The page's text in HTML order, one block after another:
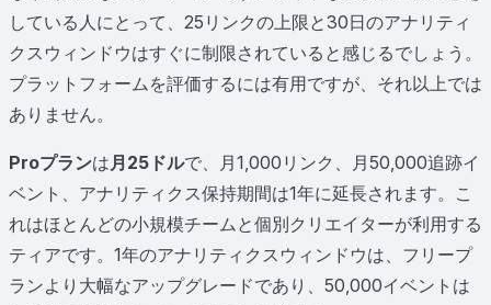
している人にとって、25リンクの上限と30日のアナリティ
クスウィンドウはすぐに制限されていると感じるでしょう。
プラットフォームを評価するには有用ですが、それ以上では
ありません。
Proプランは 月25ドルで、月1,000リンク、月50,000追跡イ
ベント、アナリティクス保持期間は1年に延長されます。こ
れはほとんどの小規模チームと個別クリエイターが利用する
ティアです。1年のアナリティクスウィンドウは、フリープ
ランより大幅なアップグレードであり、50,000イベントは